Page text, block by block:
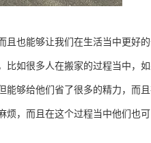
也能够让我们在生活当中更好的
如很多人在搬家的过程当中，
能够给他们省了很多的精力，而
烦，而且在这个过程当中他们也